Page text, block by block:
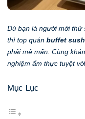
Dù bạn là người mới thử
thì top quán buffet
phải mê mẩn. Cùng
nghiệm ẩm thực tuyệt vời.
Mục Lục